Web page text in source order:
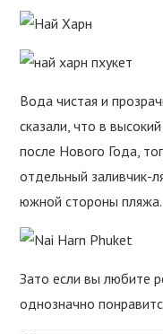
Вода чистая и
сказали, что в
после Нового Года,
отдельный заливчик-
южной стороны пляжа.
Зато если вы любите
однозначно